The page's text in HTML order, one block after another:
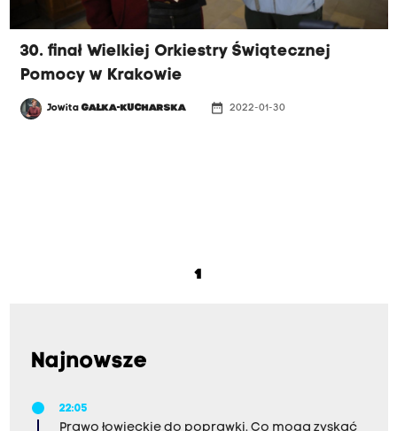
30. finał Wielkiej Orkiestry Świątecznej
Pomocy w Krakowie
JowitaGAŁKA-KUCHARSKA date_range 2022-01-30
1
Najnowsze
22:05
Prawo łowieckie do poprawki. Co mogą zyskać